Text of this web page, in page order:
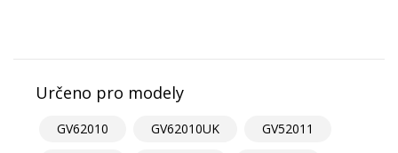
Určeno pro modely
GV62010 GV62010UK
GV52011